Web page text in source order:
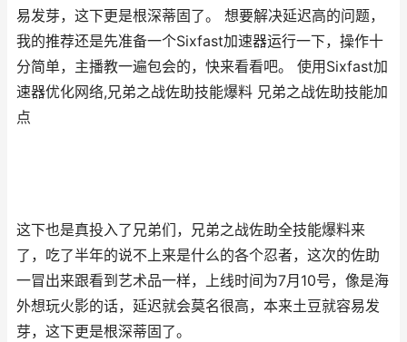
易发芽，这下更是根深蒂固了。 想要解决延迟高的问题，
我的推荐还是先准备一个Sixfast加速器运行一下，操作十
分简单，主播教一遍包会的，快来看看吧。 使用Sixfast加
速器优化网络,兄弟之战佐助技能爆料 兄弟之战佐助技能加
点
这下也是真投入了兄弟们，兄弟之战佐助全技能爆料来
了，吃了半年的说不上来是什么的各个忍者，这次的佐助
一冒出来跟看到艺术品一样，上线时间为7月10号，像是海
外想玩火影的话，延迟就会莫名很高，本来土豆就容易发
芽，这下更是根深蒂固了。